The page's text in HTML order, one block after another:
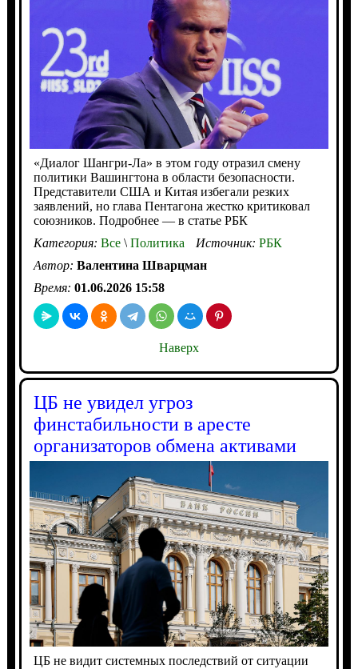
«Диалог Шангри-Ла» в этом году отразил смену
политики Вашингтона в области безопасности.
Представители США и Китая избегали резких
заявлений, но глава Пентагона жестко критиковал
союзников. Подробнее — в статье РБК
Категория: Все\Политика Источник: РБК
Автор: Валентина Шварцман
Время: 01.06.2026 15:58
Наверх
ЦБ не увидел угроз
финстабильности в аресте
организаторов обмена активами
ЦБ не видит системных последствий от ситуации